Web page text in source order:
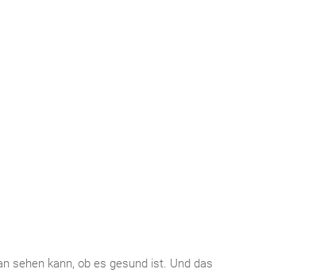
sehen kann, ob es gesund ist. Und das